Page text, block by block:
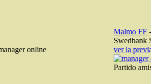
Malmo FF
Swedbank
ver la
Partido